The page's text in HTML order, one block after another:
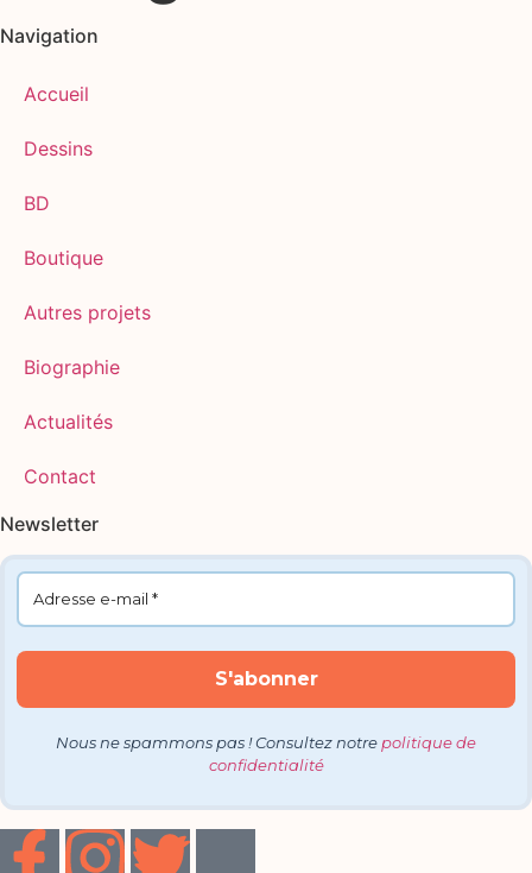
Navigation
Accueil
Dessins
BD
Boutique
Autres projets
Biographie
Actualités
Contact
Newsletter
Nous ne spammons pas ! Consultez notre politique de
confidentialité